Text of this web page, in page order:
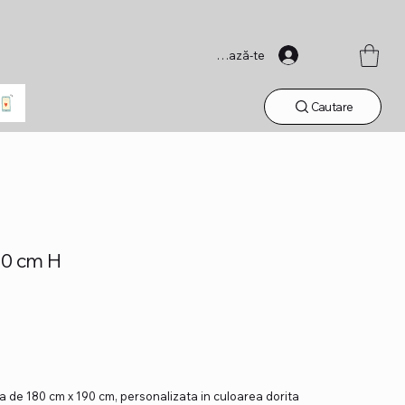
Conectează-te
Cautare
cm H
de 180 cm x 190 cm, personalizata in culoarea dorita